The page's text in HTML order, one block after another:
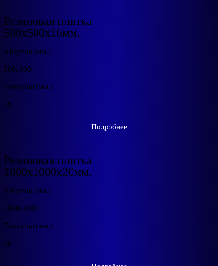
Резиновая плитка
500x500х16мм.
Ширина (мм.)
500х500
Толщина (мм.)
16
Подробнее
Резиновая плитка
1000x1000х20мм.
Ширина (мм.)
1000х1000
Толщина (мм.)
20